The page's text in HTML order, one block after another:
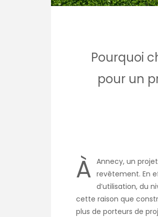
Pourquoi
pour un
À Annecy, un
revêtement. En
d’utilisation, du
cette raison que
plus de porteurs de